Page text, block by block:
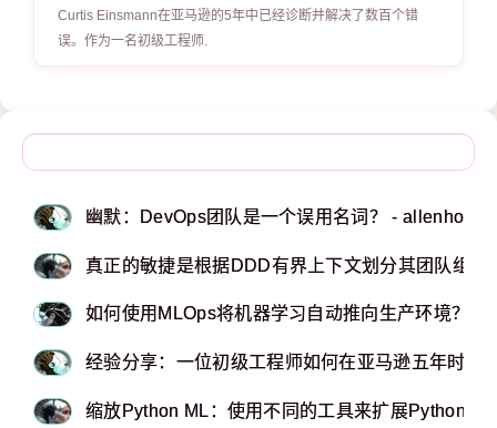
Curtis Einsmann在亚马逊的5年中已经诊断并解决了数百个错
误。作为一名初级工程师.
幽默：DevOps团队是一个误用名词？ - allenholub
真正的敏捷是根据DDD有界上下文划分其团队组织
如何使用MLOps将机器学习自动推向生产环境？ -
经验分享：一位初级工程师如何在亚马逊五年时间
缩放Python ML：使用不同的工具来扩展Python